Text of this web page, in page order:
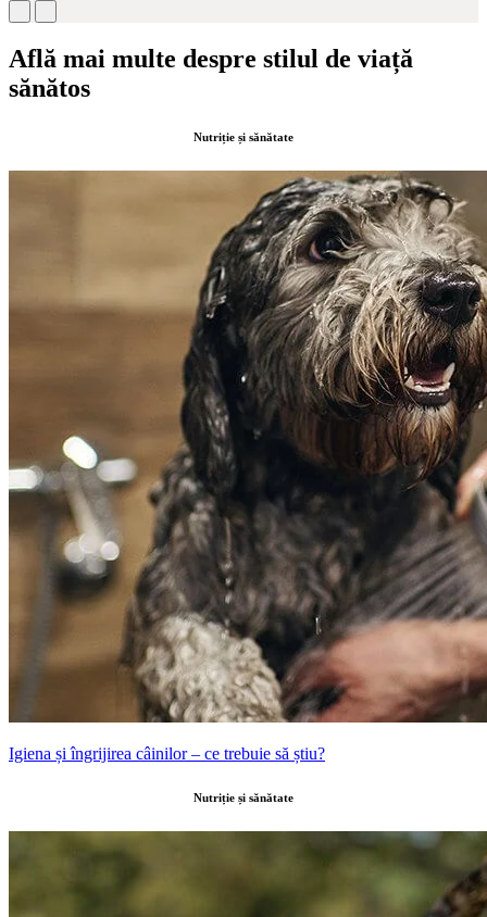
Află mai multe despre stilul de viață
sănătos
Nutriție și sănătate
Igiena și îngrijirea câinilor – ce trebuie să știu?
Nutriție și sănătate